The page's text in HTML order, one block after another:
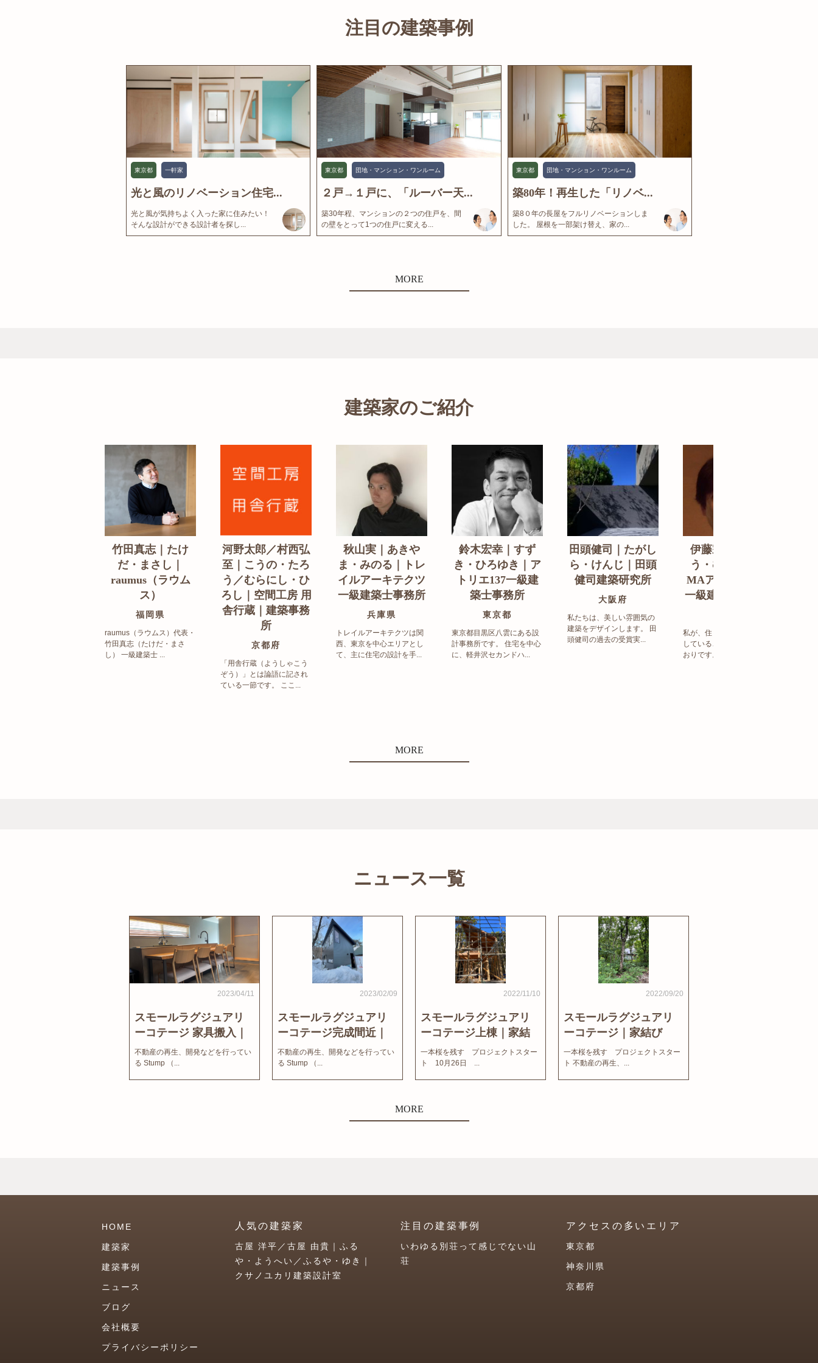
注目の建築事例
東京都 一軒家
光と風のリノベーション住宅...
光と風が気持ちよく入った家に住みたい！
そんな設計ができる設計者を探し...
東京都 団地・マンション・ワンルーム
２戸→１戸に、「ルーバー天...
築30年程、マンションの２つの住戸を、間
の壁をとって1つの住戸に変える...
東京都 団地・マンション・ワンルーム
築80年！再生した「リノベ...
築8０年の長屋をフルリノベーションしま
した。 屋根を一部架け替え、家の...
MORE
建築家のご紹介
竹田真志｜たけ
だ・まさし｜
raumus（ラウム
ス）
福岡県
raumus（ラウムス）代表・
竹田真志（たけだ・まさ
し） 一級建築士 ...
河野太郎／村西弘
至｜こうの・たろ
う／むらにし・ひ
ろし｜空間工房 用
舎行蔵｜建築事務
所
京都府
「用舎行蔵（ようしゃこう
ぞう）」とは論語に記され
ている一節です。 ここ...
秋山実｜あきや
ま・みのる｜トレ
イルアーキテクツ
一級建築士事務所
兵庫県
トレイルアーキテクツは関
西、東京を中心エリアとし
て、主に住宅の設計を手...
鈴木宏幸｜すず
き・ひろゆき｜ア
トリエ137一級建
築士事務所
東京都
東京都目黒区八雲にある設
計事務所です。 住宅を中心
に、軽井沢セカンドハ...
田頭健司｜たがし
ら・けんじ｜田頭
健司建築研究所
大阪府
私たちは、美しい雰囲気の
建築をデザインします。 田
頭健司の過去の受賞実...
伊藤宗明｜いと
う・むねあき｜
MAアーキテクト
一級建築士事務所
私が、住まい造りで大事に
していることは、以下のと
おりです。 洗練された...
MORE
ニュース一覧
2023/04/11
スモールラグジュアリ
ーコテージ 家具搬入｜
家結びNews
不動産の再生、開発などを行ってい
る Stump （...
2023/02/09
スモールラグジュアリ
ーコテージ完成間近｜
家結びNews
不動産の再生、開発などを行ってい
る Stump （...
2022/11/10
スモールラグジュアリ
ーコテージ上棟｜家結
びNews
一本桜を残す プロジェクトスター
ト 10月26日 ...
2022/09/20
スモールラグジュアリ
ーコテージ｜家結び
News
一本桜を残す プロジェクトスター
ト 不動産の再生、...
MORE
HOME
建築家
建築事例
ニュース
ブログ
会社概要
プライバシーポリシー
人気の建築家
古屋 洋平／古屋 由貴｜ふる
や・ようへい／ふるや・ゆき｜
クサノユカリ建築設計室
注目の建築事例
いわゆる別荘って感じでない山
荘
アクセスの多いエリア
東京都
神奈川県
京都府